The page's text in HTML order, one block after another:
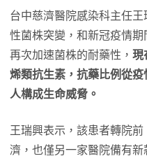
台中慈濟醫院感染科主任
性菌株突變，和新冠疫情期
再次加速菌株的耐藥性， 現
烯類抗生素，抗藥比例從
人構成生命威脅。
王瑞興表示，該患者轉院
濟，也僅另一家醫院備有